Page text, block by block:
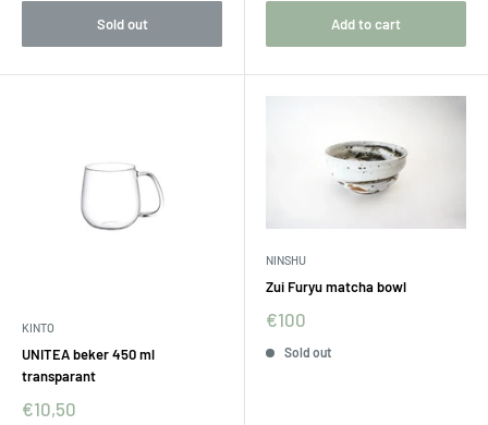
Sold out Add to cart
KINTO
UNITEA beker 450 ml
transparant
€10,50
NINSHU
Zui Furyu matcha bowl
€100
Sold out